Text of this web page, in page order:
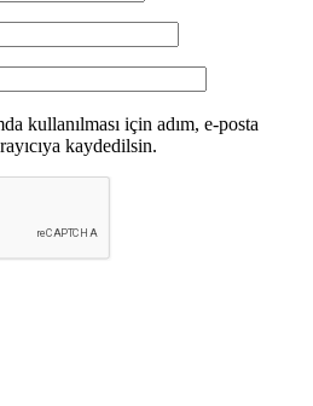
kullanılması için adım, e-posta
kaydedilsin.